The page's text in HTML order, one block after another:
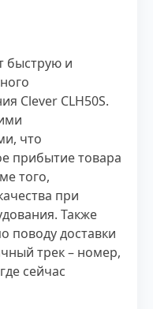
быструю и
Clever CLH50S.
что
прибытие товара
того,
при
Также
поводу доставки
трек – номер,
сейчас